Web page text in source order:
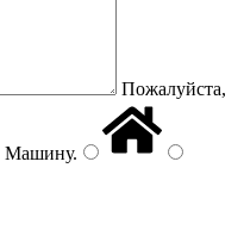
Пожалуйста,
Машину.